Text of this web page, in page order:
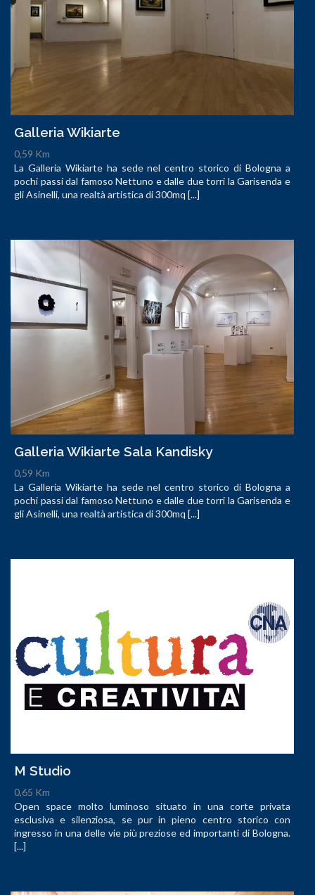
Galleria Wikiarte
0,59 Km
La Galleria Wikiarte ha sede nel centro storico di Bologna a
pochi passi dal famoso Nettuno e dalle due torri la Garisenda e
gli Asinelli, una realtà artistica di 300mq [...]
Galleria Wikiarte Sala Kandisky
0,59 Km
La Galleria Wikiarte ha sede nel centro storico di Bologna a
pochi passi dal famoso Nettuno e dalle due torri la Garisenda e
gli Asinelli, una realtà artistica di 300mq [...]
M Studio
0,65 Km
Open space molto luminoso situato in una corte privata
esclusiva e silenziosa, se pur in pieno centro storico con
ingresso in una delle vie più preziose ed importanti di Bologna.
[...]